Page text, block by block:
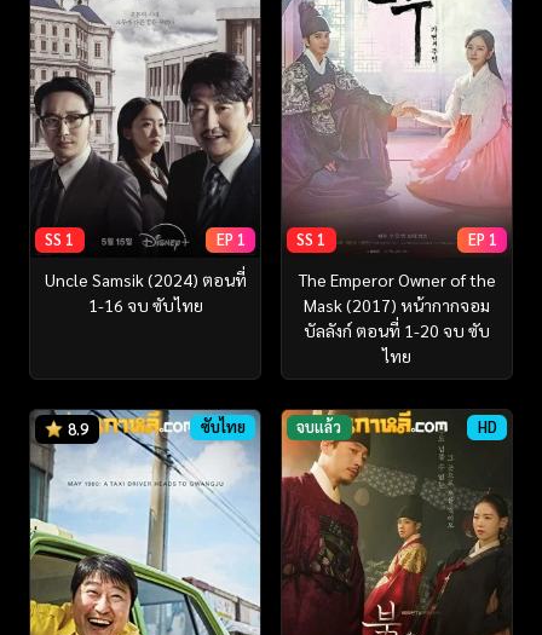
SS 1 EP 1
Uncle Samsik (2024) ตอนที่
1-16 จบ ซับไทย
SS 1 EP 1
The Emperor Owner of the
Mask (2017) หน้ากากจอม
บัลลังก์ ตอนที่ 1-20 จบ ซับ
ไทย
8.9 ซับไทย จบแล้ว HD